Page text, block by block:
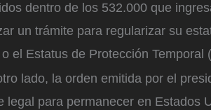
dentro de los 532.000 que
un trámite para regularizar su
el Estatus de Protección Temporal
lado, la orden emitida por el
legal para permanecer en Estados